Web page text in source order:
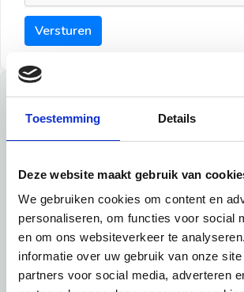
Toestemming Details
Deze website maakt gebruik van
We gebruiken cookies om content en
personaliseren, om functies voor social
en om ons websiteverkeer te
informatie over uw gebruik van onze
partners voor social media, adverteren
Versturen
Tips
Tip 1:
Schrijf een duidelijke introductie en
informatie mee:
Ben je student, werkachtig of